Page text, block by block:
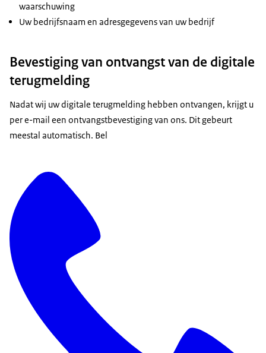
waarschuwing
Uw bedrijfsnaam en adresgegevens van uw bedrijf
Bevestiging van ontvangst van de digitale
terugmelding
Nadat wij uw digitale terugmelding hebben ontvangen, krijgt u
per e-mail een ontvangstbevestiging van ons. Dit gebeurt
meestal automatisch. Bel